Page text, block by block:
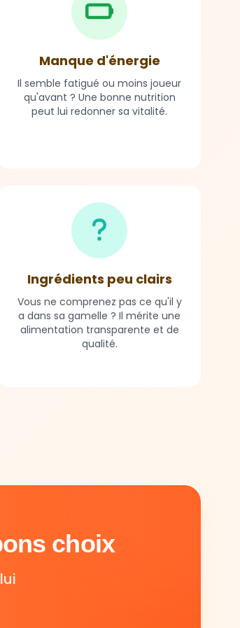
Manque d'énergie
Il semble fatigué ou moins joueur
qu'avant ? Une bonne nutrition
peut lui redonner sa vitalité.
Ingrédients peu clairs
Vous ne comprenez pas ce qu'il y
a dans sa gamelle ? Il mérite une
alimentation transparente et de
qualité.
choix